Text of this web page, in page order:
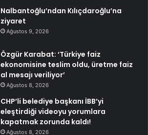
Nalbantoğlu’ndan Kılıçdaroğlu’na
ziyaret
Ağustos 9, 2026
Özgür Karabat: ‘Türkiye faiz
ekonomisine teslim oldu, üretme faiz
al mesajı veriliyor’
Ağustos 8, 2026
CHP’li belediye başkanı İBB’yi
eleştirdiği videoyu yorumlara
kapatmak zorunda kaldı!
Ağustos 8, 2026